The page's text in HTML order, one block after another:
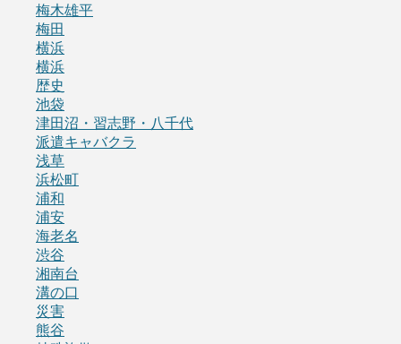
梅木雄平
梅田
横浜
横浜
歴史
池袋
津田沼・習志野・八千代
派遣キャバクラ
浅草
浜松町
浦和
浦安
海老名
渋谷
湘南台
溝の口
災害
熊谷